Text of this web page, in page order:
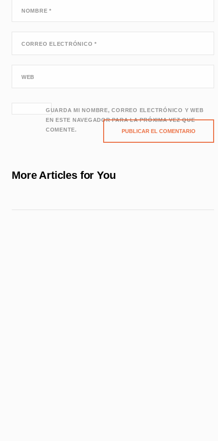
NOMBRE*
CORREO ELECTRÓNICO*
WEB
GUARDA MI NOMBRE, CORREO ELECTRÓNICO Y WEB
EN ESTE NAVEGADOR PARA LA PRÓXIMA VEZ QUE
COMENTE.
More Articles for You